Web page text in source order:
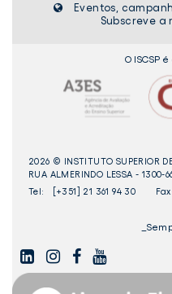
Eventos,
Subscreve a
O ISCSP
2026 © INSTITUTO SUPERIOR
RUA ALMERINDO LESSA - 1300-
Tel:
[+351] 21 361 94 30
LINKEDININSTAGAMFACEBOOK
YOUTUBE